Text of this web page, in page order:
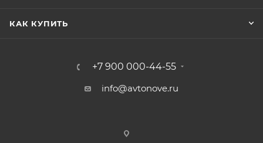
КАК КУПИТЬ
+7 900 000-44-55
info@avtonove.ru